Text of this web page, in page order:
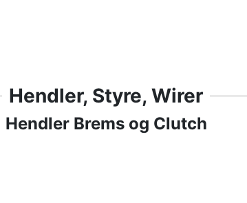
Hendler, Styre, Wirer
Hendler Brems og Clutch